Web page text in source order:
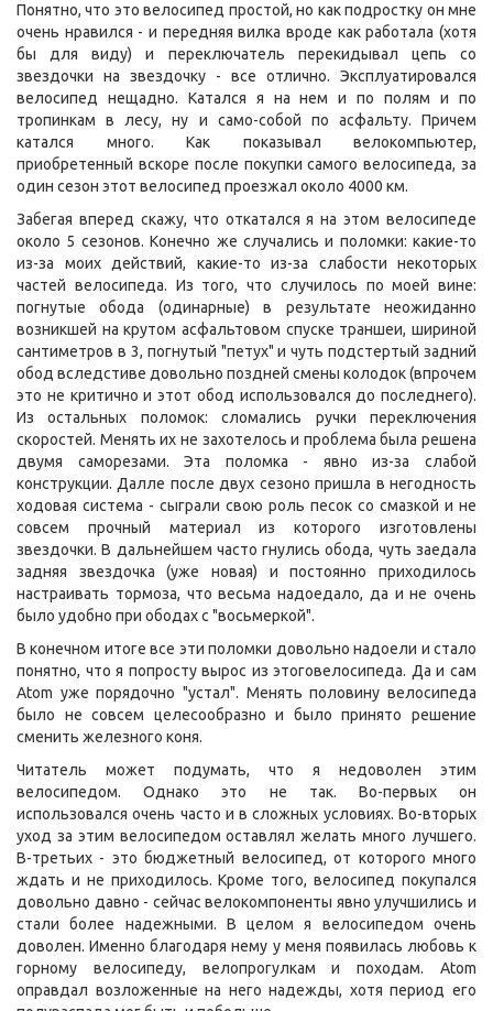
Понятно, что это велосипед простой, но как подростку он мне
очень нравился - и передняя вилка вроде как работала (хотя
бы для виду) и переключатель перекидывал цепь со
звездочки на звездочку - все отлично. Эксплуатировался
велосипед нещадно. Катался я на нем и по полям и по
тропинкам в лесу, ну и само-собой по асфальту. Причем
катался много. Как показывал велокомпьютер,
приобретенный вскоре после покупки самого велосипеда, за
один сезон этот велосипед проезжал около 4000 км.
Забегая вперед скажу, что откатался я на этом велосипеде
около 5 сезонов. Конечно же случались и поломки: какие-то
из-за моих действий, какие-то из-за слабости некоторых
частей велосипеда. Из того, что случилось по моей вине:
погнутые обода (одинарные) в результате неожиданно
возникшей на крутом асфальтовом спуске траншеи, шириной
сантиметров в 3, погнутый "петух" и чуть подстертый задний
обод вследстиве довольно поздней смены колодок (впрочем
это не критично и этот обод использовался до последнего).
Из остальных поломок: сломались ручки переключения
скоростей. Менять их не захотелось и проблема была решена
двумя саморезами. Эта поломка - явно из-за слабой
конструкции. Далле после двух сезоно пришла в негодность
ходовая система - сыграли свою роль песок со смазкой и не
совсем прочный материал из которого изготовлены
звездочки. В дальнейшем часто гнулись обода, чуть заедала
задняя звездочка (уже новая) и постоянно приходилось
настраивать тормоза, что весьма надоедало, да и не очень
было удобно при ободах с "восьмеркой".
В конечном итоге все эти поломки довольно надоели и стало
понятно, что я попросту вырос из этоговелосипеда. Да и сам
Atom уже порядочно "устал". Менять половину велосипеда
было не совсем целесообразно и было принято решение
сменить железного коня.
Читатель может подумать, что я недоволен этим
велосипедом. Однако это не так. Во-первых он
использовался очень часто и в сложных условиях. Во-вторых
уход за этим велосипедом оставлял желать много лучшего.
В-третьих - это бюджетный велосипед, от которого много
ждать и не приходилось. Кроме того, велосипед покупался
довольно давно - сейчас велокомпоненты явно улучшились и
стали более надежными. В целом я велосипедом очень
доволен. Именно благодаря нему у меня появилась любовь к
горному велосипеду, велопрогулкам и походам. Atom
оправдал возложенные на него надежды, хотя период его